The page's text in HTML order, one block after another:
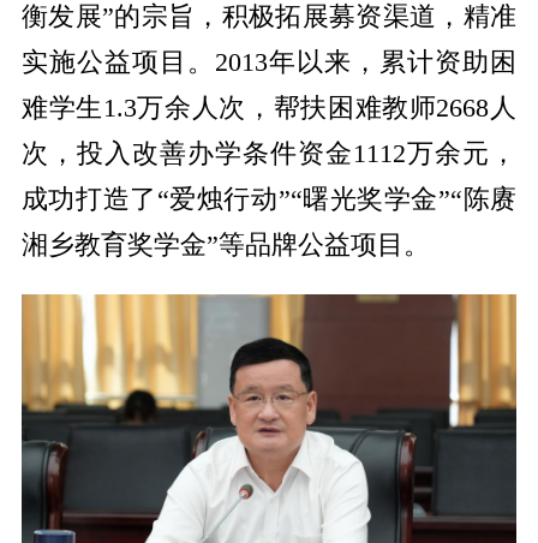
衡发展”的宗旨，积极拓展募资渠道，精准
实施公益项目。2013年以来，累计资助困
难学生1.3万余人次，帮扶困难教师2668人
次，投入改善办学条件资金1112万余元，
成功打造了“爱烛行动”“曙光奖学金”“陈赓
湘乡教育奖学金”等品牌公益项目。